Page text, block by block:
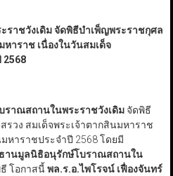
าชวังเดิม จัดพิธีบำเพ็ญพระราชกุศล
หาราช เนื่องในวันสมเด็จ
2568
ราณสถานในพระราชวังเดิมจัดพิธี
วง สมเด็จพระเจ้าตากสินมหาราช
หาราชประจำปี 2568 โดยมี
านมูลนิธิอนุรักษ์โบราณสถานใน
โอกาสนี้พล.ร.อ.ไพโรจน์ เฟื่องจันทร์